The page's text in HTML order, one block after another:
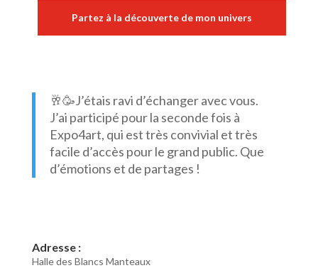
Partez à la découverte de mon univers
🥂🥳J’étais ravi d’échanger avec vous.
J’ai participé pour la seconde fois à
Expo4art, qui est très convivial et très
facile d’accès pour le grand public. Que
d’émotions et de partages !
Adresse :
Halle des Blancs Manteaux